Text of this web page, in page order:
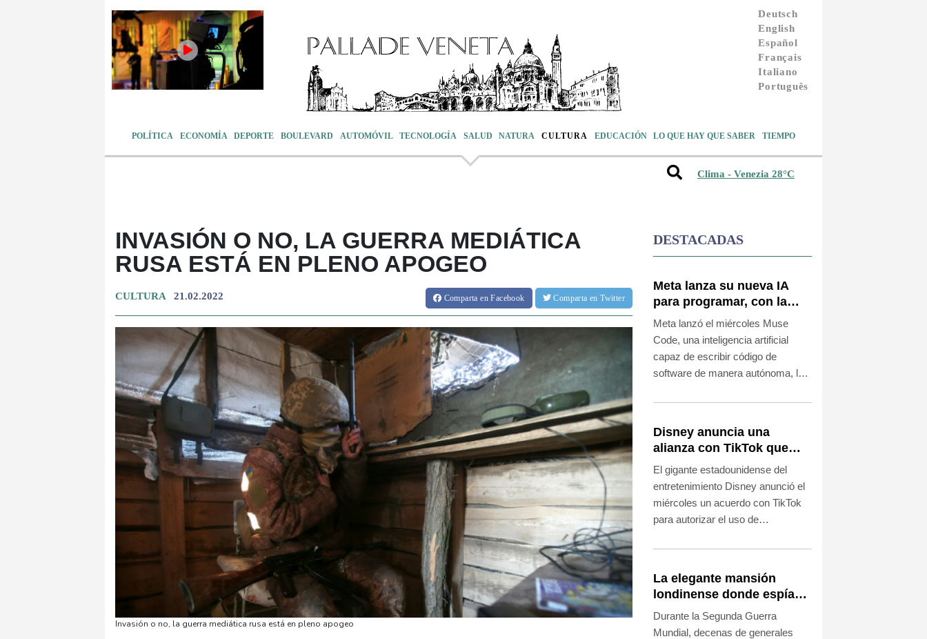
Deutsch
English
Español
Français
Italiano
Português
POLÍTICA ECONOMÍA DEPORTE BOULEVARD AUTOMÓVIL TECNOLOGÍA SALUD NATURA CULTURA EDUCACIÓN LO QUE HAY QUE SABER TIEMPO
Clima - Venezia 28°C
INVASIÓN O NO, LA GUERRA MEDIÁTICA
RUSA ESTÁ EN PLENO APOGEO
CULTURA 21.02.2022 Compartaen Facebook Comparta en Twitter
Invasión o no, la guerra mediática rusa está en pleno apogeo
DESTACADAS
Meta lanza su nueva IA
para programar, con la
que busca competir con
OpenAI y Anthropic
Meta lanzó el miércoles Muse
Code, una inteligencia artificial
capaz de escribir código de
software de manera autónoma, lo
segmento más lucrativo del
generativa.
Disney anuncia una
alianza con TikTok que
autoriza el uso de
fragmentos de sus
El gigante estadounidense del
entretenimiento Disney anunció el
miércoles un acuerdo con TikTok
para autorizar el uso de
series en los videos cortos
asiática.
La elegante mansión
londinense donde espías
escuchaban a prisioneros
nazis
Durante la Segunda Guerra
Mundial, decenas de generales